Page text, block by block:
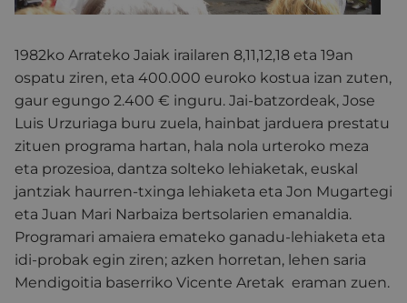
1982ko Arrateko Jaiak irailaren 8,11,12,18 eta 19an
ospatu ziren, eta 400.000 euroko kostua izan zuten,
gaur egungo 2.400 € inguru. Jai-batzordeak, Jose
Luis Urzuriaga buru zuela, hainbat jarduera prestatu
zituen programa hartan, hala nola urteroko meza
eta prozesioa, dantza solteko lehiaketak, euskal
jantziak haurren-txinga lehiaketa eta Jon Mugartegi
eta Juan Mari Narbaiza bertsolarien emanaldia.
Programari amaiera emateko ganadu-lehiaketa eta
idi-probak egin ziren; azken horretan, lehen saria
Mendigoitia baserriko Vicente Aretak eraman zuen.